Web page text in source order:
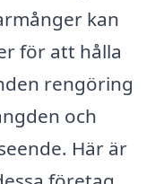
kan
för att hålla
rengöring
och
Här är